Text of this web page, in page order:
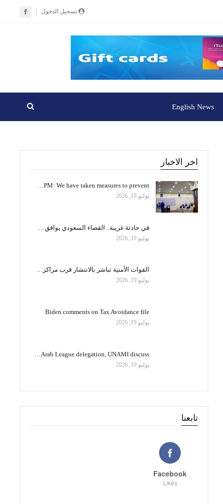
تسجيل الدخول
English News
اخر الاخبار
PM: We have taken measures to prevent…
يوليو 19, 2026
في حادثة غريبة.. القضاء السعودي يوافق…
يوليو 19, 2026
القوات الأمنية تباشر بالانتشار قرب مراكز…
يوليو 19, 2026
Biden comments on Tax Avoidance file
يوليو 19, 2026
Arab League delegation, UNAMI discuss…
يوليو 19, 2026
تابعنا
Facebook
Likes